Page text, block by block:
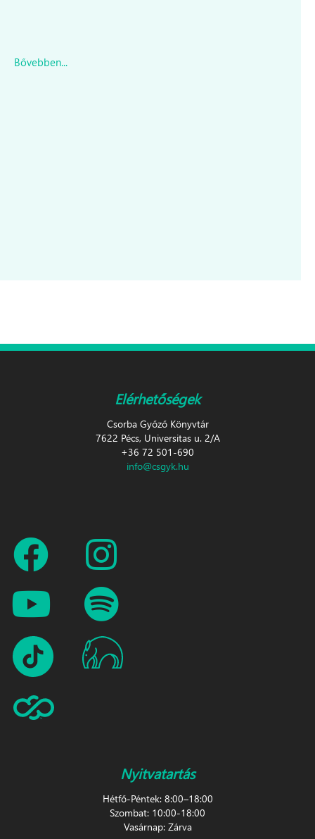
Bővebben...
Elérhetőségek
Csorba Győző Könyvtár
7622 Pécs, Universitas u. 2/A
+36 72 501-690
info@csgyk.hu
Nyitvatartás
Hétfő-Péntek: 8:00–18:00
Szombat: 10:00-18:00
Vasárnap: Zárva